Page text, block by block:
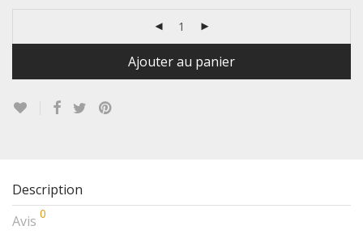
Ajouter au panier
Description
Avis 0